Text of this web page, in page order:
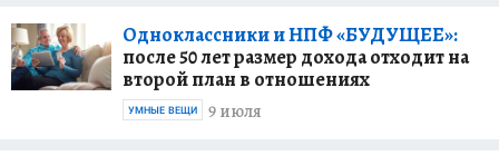
Одноклассники и НПФ «БУДУЩЕЕ»:
после 50 лет размер дохода отходит на
второй план в отношениях
9 июля
УМНЫЕ ВЕЩИ